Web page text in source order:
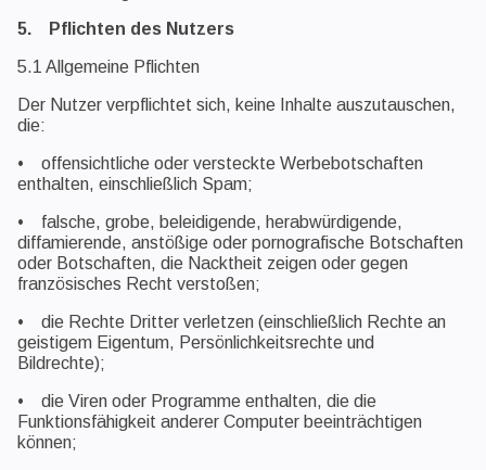
5. Pflichten des Nutzers
5.1 Allgemeine Pflichten
Der Nutzer verpflichtet sich, keine Inhalte auszutauschen,
die:
• offensichtliche oder versteckte Werbebotschaften
enthalten, einschließlich Spam;
• falsche, grobe, beleidigende, herabwürdigende,
diffamierende, anstößige oder pornografische Botschaften
oder Botschaften, die Nacktheit zeigen oder gegen
französisches Recht verstoßen;
• die Rechte Dritter verletzen (einschließlich Rechte an
geistigem Eigentum, Persönlichkeitsrechte und
Bildrechte);
• die Viren oder Programme enthalten, die die
Funktionsfähigkeit anderer Computer beeinträchtigen
können;